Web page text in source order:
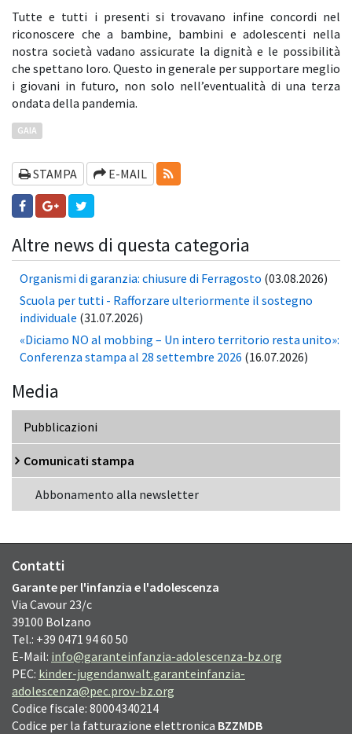
Tutte e tutti i presenti si trovavano infine concordi nel
riconoscere che a bambine, bambini e adolescenti nella
nostra società vadano assicurate la dignità e le possibilità
che spettano loro. Questo in generale per supportare meglio
i giovani in futuro, non solo nell’eventualità di una terza
ondata della pandemia.
GAIA
STAMPA E-MAIL RSS-FEEDS
Altre news di questa categoria
Organismi di garanzia: chiusure di Ferragosto (03.08.2026)
Scuola per tutti - Rafforzare ulteriormente il sostegno
individuale (31.07.2026)
«Diciamo NO al mobbing – Un intero territorio resta unito»:
Conferenza stampa al 28 settembre 2026 (16.07.2026)
Media
Pubblicazioni
Comunicati stampa
Abbonamento alla newsletter
Contatti
Garante per l'infanzia e l'adolescenza
Via Cavour 23/c
39100 Bolzano
Tel.: +39 0471 94 60 50
E-Mail: info@garanteinfanzia-adolescenza-bz.org
PEC: kinder-jugendanwalt.garanteinfanzia-
adolescenza@pec.prov-bz.org
Codice fiscale: 80004340214
Codice per la fatturazione elettronica BZZMDB